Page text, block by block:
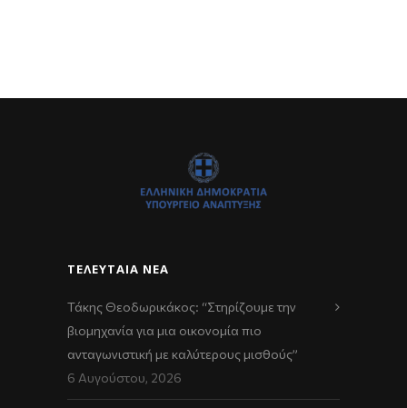
ΤΕΛΕΥΤΑΊΑ ΝΈΑ
Τάκης Θεοδωρικάκος: “Στηρίζουμε την
βιομηχανία για μια οικονομία πιο
ανταγωνιστική με καλύτερους μισθούς”
6 Αυγούστου, 2026